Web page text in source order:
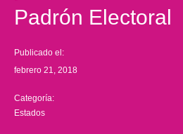
Padrón Electoral
Publicado el:
febrero 21, 2018
Categoría:
Estados